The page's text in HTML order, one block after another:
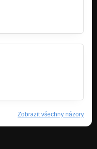
Zobrazit všechny názory